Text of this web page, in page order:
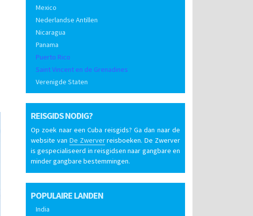
Mexico
Nederlandse Antillen
Nicaragua
Panama
Puerto Rico
Saint Vincent en de Grenadines
Verenigde Staten
REISGIDS NODIG?
Op zoek naar een Cuba reisgids? Ga dan naar de
website van De Zwerverreisboeken. De Zwerver
is gespecialiseerd in reisgidsen naar gangbare en
minder gangbare bestemmingen.
POPULAIRE LANDEN
India